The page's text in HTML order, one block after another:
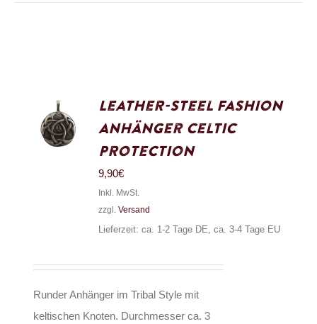
Leather-Steel Fashion
Anhänger Celtic
Protection
9,90€
Inkl. MwSt.
zzgl.Versand
Lieferzeit: ca. 1-2 Tage DE, ca. 3-4 Tage EU
Runder Anhänger im Tribal Style mit
keltischen Knoten. Durchmesser ca. 3